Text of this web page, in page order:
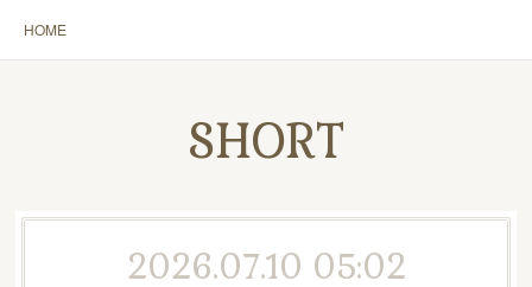
HOME
SHORT
2026.07.10 05:02